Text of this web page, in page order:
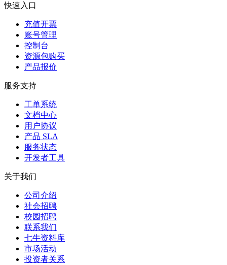
快速入口
充值开票
账号管理
控制台
资源包购买
产品报价
服务支持
工单系统
文档中心
用户协议
产品 SLA
服务状态
开发者工具
关于我们
公司介绍
社会招聘
校园招聘
联系我们
七牛资料库
市场活动
投资者关系